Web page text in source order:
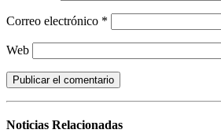
Correo electrónico *
Web
Noticias Relacionadas